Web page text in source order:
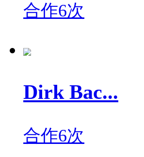
合作6次
Dirk Bac...
合作6次